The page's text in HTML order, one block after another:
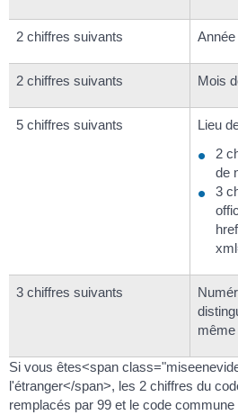
2 chiffres suivants
2 chiffres suivants Mois
5 chiffres suivants
Lieu
2
de
3
3 chiffres suivants
même
Si vous êtes<span
l'étranger</span>, les 2 chiffres du
remplacés par 99 et le code